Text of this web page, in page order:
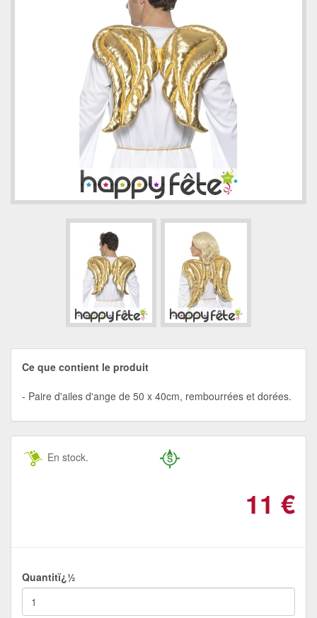
Ce que contient le produit
Paire d'ailes d'ange de 50 x 40cm, rembourrées et dorées.
En stock.
11 €
Quantitï¿½